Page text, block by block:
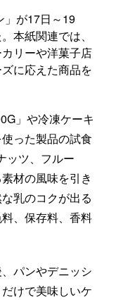
」が17日～19
本紙関連では、
リーや洋菓子店
に応えた商品を
」や冷凍ケーキ
った製品の試食
ッツ、フルー
材の風味を引き
乳のコクが出る
、保存料、香料
パンやデニッシ
けで美味しいケ